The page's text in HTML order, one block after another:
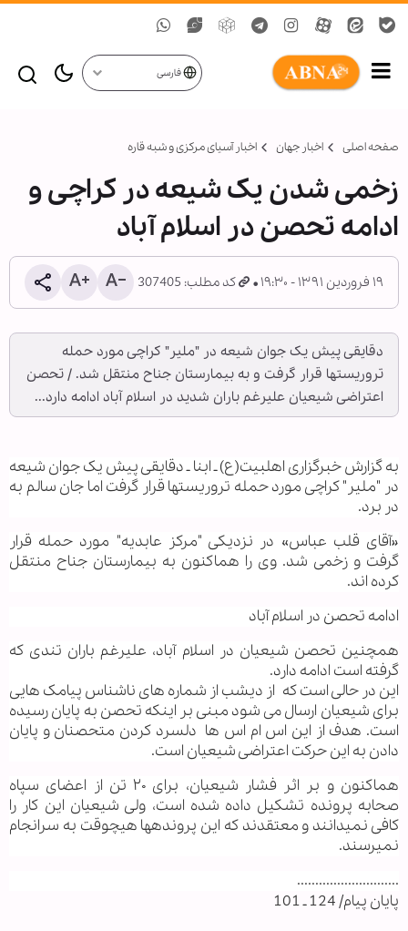
فارسی
صفحه اصلی اخبار جهان اخبار آسیای مرکزی و شبه قاره
زخمی شدن یک شیعه در کراچی و
ادامه تحصن در اسلام آباد
۱۹ فروردین ۱۳۹۱ - ۱۹:۳۰ کد مطلب: 307405
دقایقی پیش یک جوان شیعه در "ملیر" کراچی مورد حمله
تروریست‏ها قرار گرفت و به بیمارستان جناح منتقل شد. / تحصن
اعتراضی شیعیان علیرغم باران شدید در اسلام آباد ادامه دارد...
به گزارش خبرگزاری اهل‏بیت(ع) ـ ابنا ـ دقایقی پیش یک جوان شیعه
در "ملیر" کراچی مورد حمله تروریست‏ها قرار گرفت اما جان سالم به
در برد.
«آقای قلب عباس» در نزدیکی "مرکز عابدیه" مورد حمله قرار
گرفت و زخمی شد. وی را هم‏اکنون به بیمارستان جناح منتقل
کرده اند.
ادامه تحصن در اسلام آباد
همچنین تحصن شیعیان در اسلام آباد، علیرغم باران تندی که
گرفته است ادامه دارد.
این در حالی است که از دیشب از شماره های ناشناس پیامک هایی
برای شیعیان ارسال می شود مبنی بر اینکه تحصن به پایان رسیده
است. هدف از این اس ام اس ها دلسرد کردن متحصنان و پایان
دادن به این حرکت اعتراضی شیعیان است.
هم‏اکنون و بر اثر فشار شیعیان، برای ۲۰ تن از اعضای سپاه
صحابه پرونده تشکیل داده شده است، ولی شیعیان این کار را
کافی نمی‏دانند و معتقدند که این پرونده‏ها هیچوقت به سرانجام
نمی‏رسند.
............................
پایان پیام/ 124 ـ 101